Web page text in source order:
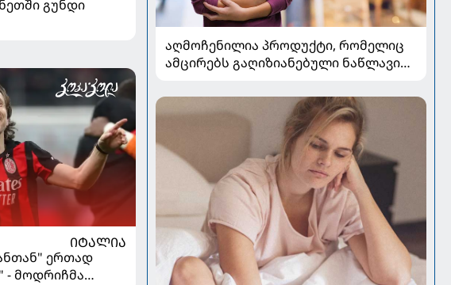
გუნდი
ᲘᲢᲐᲚᲘᲐ
ერთად
- მოდრიჩმა
აღმოჩენილია პროდუქტი, რომელიც
ამცირებს გაღიზიანებული ნაწლავის